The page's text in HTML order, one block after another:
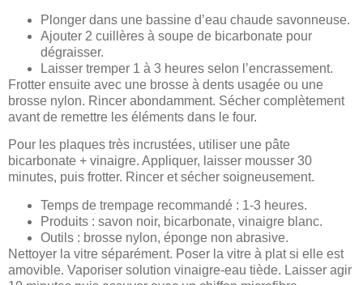
Plonger dans une bassine d’eau chaude savonneuse.
Ajouter 2 cuillères à soupe de bicarbonate pour
dégraisser.
Laisser tremper 1 à 3 heures selon l’encrassement.
Frotter ensuite avec une brosse à dents usagée ou une
brosse nylon. Rincer abondamment. Sécher complètement
avant de remettre les éléments dans le four.
Pour les plaques très incrustées, utiliser une pâte
bicarbonate + vinaigre. Appliquer, laisser mousser 30
minutes, puis frotter. Rincer et sécher soigneusement.
Temps de trempage recommandé : 1-3 heures.
Produits : savon noir, bicarbonate, vinaigre blanc.
Outils : brosse nylon, éponge non abrasive.
Nettoyer la vitre séparément. Poser la vitre à plat si elle est
amovible. Vaporiser solution vinaigre-eau tiède. Laisser agir